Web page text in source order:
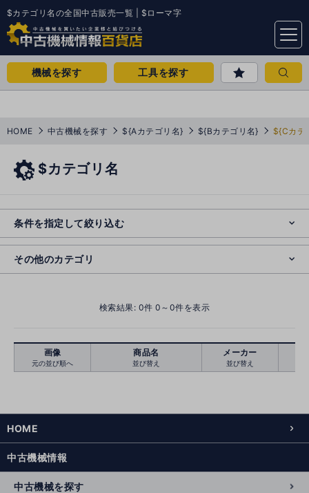
$カテゴリ名の全国中古販売一覧 | $ローマ字
menu
機械を探す 工具を探す
HOME 中古機械を探す ${Aカテゴリ名} ${Bカテゴリ名} ${Cカテ
$カテゴリ名
条件を指定して絞り込む
絞り込む クリア
その他のカテゴリ
o
s
e
検索結果: 0件 0～0件を表示
画像
元の並び順へ
商品名
並び替え
メーカー
並び替え
HOME
中古機械情報
中古機械を探す